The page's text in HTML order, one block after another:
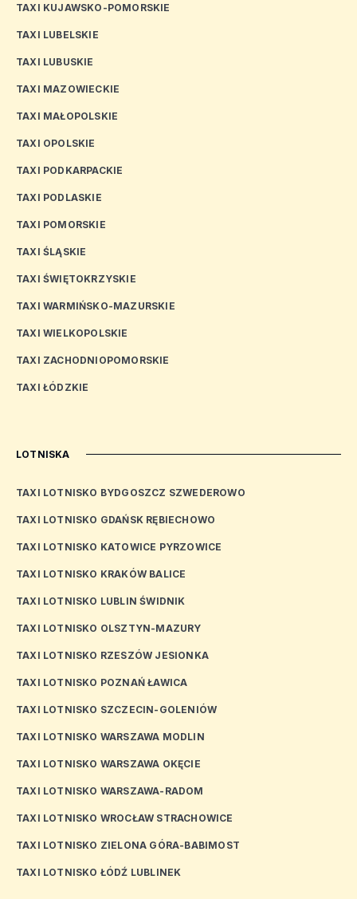
TAXI KUJAWSKO-POMORSKIE
TAXI LUBELSKIE
TAXI LUBUSKIE
TAXI MAZOWIECKIE
TAXI MAŁOPOLSKIE
TAXI OPOLSKIE
TAXI PODKARPACKIE
TAXI PODLASKIE
TAXI POMORSKIE
TAXI ŚLĄSKIE
TAXI ŚWIĘTOKRZYSKIE
TAXI WARMIŃSKO-MAZURSKIE
TAXI WIELKOPOLSKIE
TAXI ZACHODNIOPOMORSKIE
TAXI ŁÓDZKIE
LOTNISKA
TAXI LOTNISKO BYDGOSZCZ SZWEDEROWO
TAXI LOTNISKO GDAŃSK RĘBIECHOWO
TAXI LOTNISKO KATOWICE PYRZOWICE
TAXI LOTNISKO KRAKÓW BALICE
TAXI LOTNISKO LUBLIN ŚWIDNIK
TAXI LOTNISKO OLSZTYN-MAZURY
TAXI LOTNISKO RZESZÓW JESIONKA
TAXI LOTNISKO POZNAŃ ŁAWICA
TAXI LOTNISKO SZCZECIN-GOLENIÓW
TAXI LOTNISKO WARSZAWA MODLIN
TAXI LOTNISKO WARSZAWA OKĘCIE
TAXI LOTNISKO WARSZAWA-RADOM
TAXI LOTNISKO WROCŁAW STRACHOWICE
TAXI LOTNISKO ZIELONA GÓRA-BABIMOST
TAXI LOTNISKO ŁÓDŹ LUBLINEK